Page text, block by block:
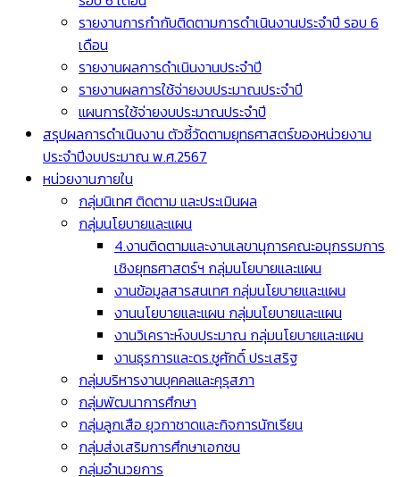
รายงานการกำกับติดตามการดำเนินงานประจำปี รอบ 6
เดือน
รายงานผลการดำเนินงานประจำปี
รายงานผลการใช้จ่ายงบประมาณประจำปี
แผนการใช้จ่ายงบประมาณประจำปี
สรุปผลการดำเนินงาน ตัวชี้วัดตามยุทธศาสตร์ของหน่วยงาน
ประจำปีงบประมาณ พ.ศ.2567
หน่วยงานภายใน
กลุ่มนิเทศ ติดตาม และประเมินผล
กลุ่มนโยบายและแผน
4.งานติดตามและงานเลขานุการคณะอนุกรรมการ
เชิงยุทธศาสตร์ฯ กลุ่มนโยบายและแผน
งานข้อมูลสารสนเทศ กลุ่มนโยบายและแผน
งานนโยบายและแผน กลุ่มนโยบายและแผน
งานวิเคราะห์งบประมาณ กลุ่มนโยบายและแผน
งานธุรการและดร.ชูศักดิ์ ประเสริฐ
กลุ่มบริหารงานบุคคลและคุรุสภา
กลุ่มพัฒนาการศึกษา
กลุ่มลูกเสือ ยุวกาชาดและกิจการนักเรียน
กลุ่มส่งเสริมการศึกษาเอกชน
กลุ่มอำนวยการ